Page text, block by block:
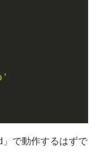
で動作するはずで